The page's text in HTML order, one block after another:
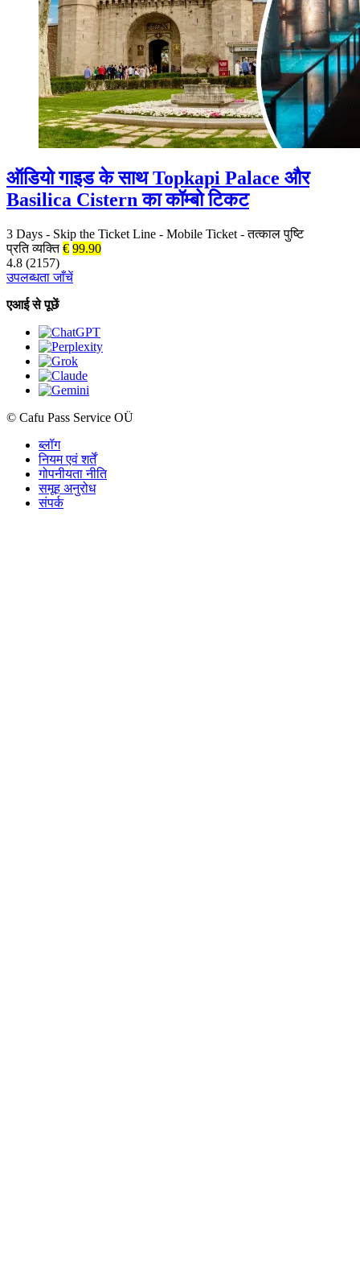
ऑडियो गाइड के साथ Topkapi Palace और
Basilica Cistern का कॉम्बो टिकट
3 Days - Skip the Ticket Line - Mobile Ticket - तत्काल पुष्टि
प्रति व्यक्ति € 99.90
4.8 (2157)
उपलब्धता जाँचें
एआई से पूछें
© Cafu Pass Service OÜ
ब्लॉग
नियम एवं शर्तें
गोपनीयता नीति
समूह अनुरोध
संपर्क